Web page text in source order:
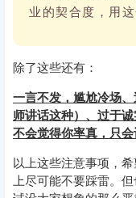
业的契合度，用
除了这些还有：
一言不发，尴尬冷场
师讲话这种）、过于
不会觉得你率真，只会
以上这些注意事项，
上尽可能不要踩雷。